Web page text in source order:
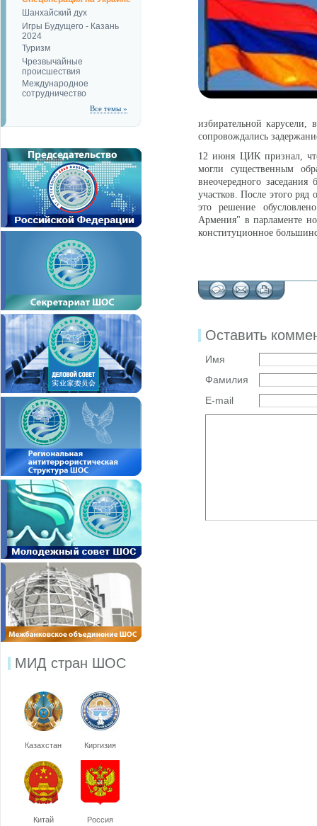
Шанхайский дух
Игры Будущего - Казань
2024
Туризм
Чрезвычайные
происшествия
Международное
сотрудничество
Все темы »
МИД стран ШОС
Казахстан Киргизия
Китай Россия
избирательной карусели,
сопровождались
12 июня ЦИК признал,
могли существенным
внеочередного
участков. После этого
это решение
Армения" в парламенте
конституционное
Оставить
Имя
Фамилия
E-mail